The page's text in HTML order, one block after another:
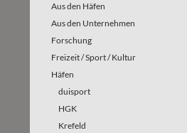
Aus den Häfen
Aus den Unternehmen
Forschung
Freizeit / Sport / Kultur
Häfen
duisport
HGK
Krefeld